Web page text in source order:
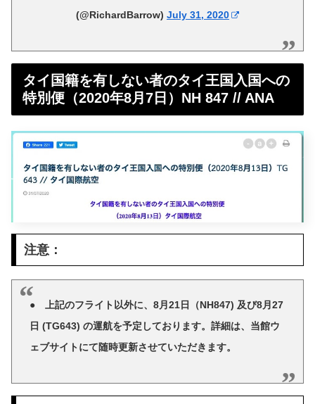
(@RichardBarrow) July 31, 2020
タイ国籍を有しない者のタイ王国入国への
特別便（2020年8月7日）NH 847 // ANA
注意：
● 上記のフライト以外に、8月21日（NH847) 及び8月27
日 (TG643) の運航を予定しております。詳細は、当館ウ
ェブサイトにて随時更新させていただきます。